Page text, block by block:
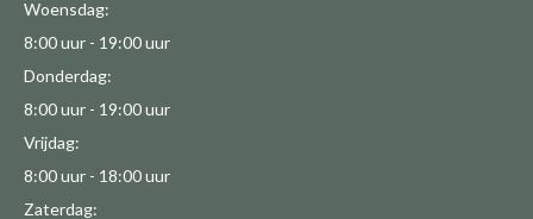
Woensdag:
8:00 uur - 19:00 uur
Donderdag:
8:00 uur - 19:00 uur
Vrijdag:
8:00 uur - 18:00 uur
Zaterdag: